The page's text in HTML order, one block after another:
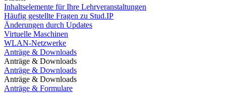
Inhaltselemente für Ihre Lehrveranstaltungen
Häufig gestellte Fragen zu Stud.IP
Änderungen durch Updates
Virtuelle Maschinen
WLAN-Netzwerke
Anträge & Downloads
Anträge & Downloads
Anträge & Downloads
Anträge & Downloads
Anträge & Formulare